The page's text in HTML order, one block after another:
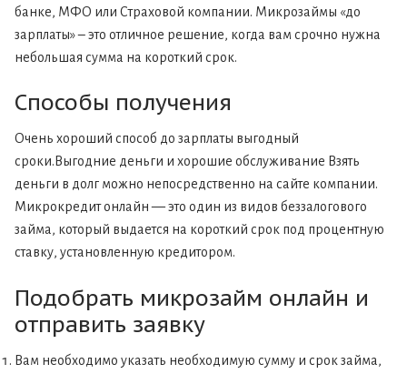
банке, МФО или Страховой компании. Микрозаймы «до
зарплаты» – это отличное решение, когда вам срочно нужна
небольшая сумма на короткий срок.
Способы получения
Очень хороший способ до зарплаты выгодный
сроки.Выгодние деньги и хорошие обслуживание Взять
деньги в долг можно непосредственно на сайте компании.
Микрокредит онлайн — это один из видов беззалогового
займа, который выдается на короткий срок под процентную
ставку, установленную кредитором.
Подобрать микрозайм онлайн и
отправить заявку
Вам необходимо указать необходимую сумму и срок займа,